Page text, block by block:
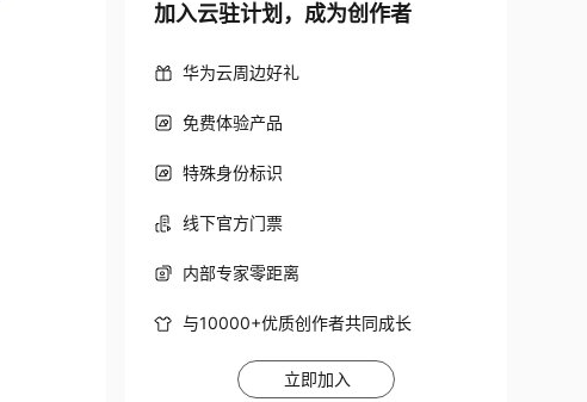
加入云驻计划，成为创作者
华为云周边好礼
免费体验产品
特殊身份标识
线下官方门票
内部专家零距离
与10000+优质创作者共同成长
立即加入